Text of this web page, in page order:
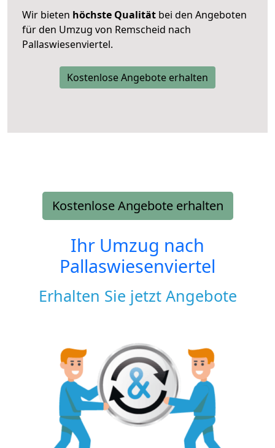
Wir bieten höchste Qualität bei den Angeboten
für den Umzug von Remscheid nach
Pallaswiesenviertel.
Kostenlose Angebote erhalten
Kostenlose Angebote erhalten
Ihr Umzug nach
Pallaswiesenviertel
Erhalten Sie jetzt Angebote